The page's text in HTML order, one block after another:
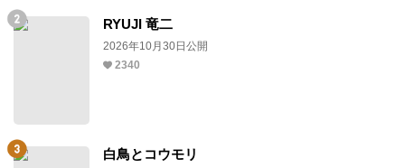
RYUJI 竜二
2026年10月30日公開
2340
白鳥とコウモリ